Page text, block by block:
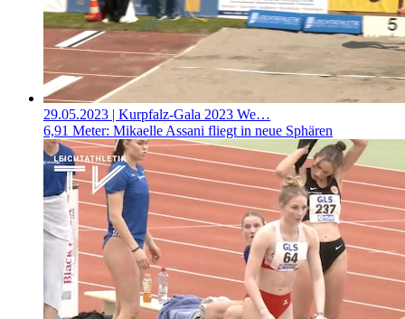
29.05.2023 | Kurpfalz-Gala 2023 We…
6,91 Meter: Mikaelle Assani fliegt in neue Sphären